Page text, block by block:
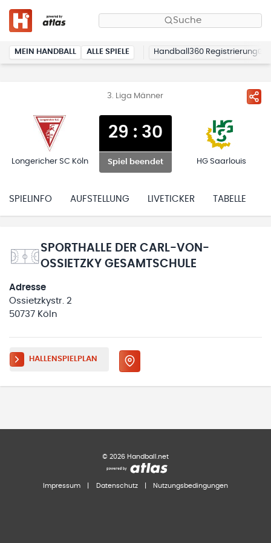
Suche
MEIN HANDBALL ALLE SPIELE Handball360 Registrierung
3. Liga Männer
Longericher SC Köln
29 : 30
Spiel beendet HG Saarlouis
SPIELINFO AUFSTELLUNG LIVETICKER TABELLE
SPORTHALLE DER CARL-VON-
OSSIETZKY GESAMTSCHULE
Adresse
Ossietzkystr. 2
50737 Köln
HALLENSPIELPLAN
© 2026 Handball.net
Impressum Datenschutz Nutzungsbedingungen